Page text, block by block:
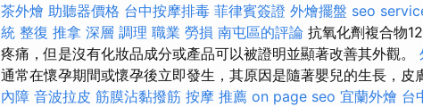
茶外燴 助聽器價格 台中按摩排毒 菲律賓簽證 外燴擺盤 seo
統 整復 推拿 深層 調理 職業 勞損 南屯區的評論 抗氧化劑複合物
疼痛，但是沒有化妝品成分或產品可以被證明並顯著改善其外觀。
通常在懷孕期間或懷孕後立即發生，其原因是隨著嬰兒的生長，皮
內障 音波拉皮 筋膜沾黏撥筋 按摩 推薦 on page seo 宜蘭外燴 台